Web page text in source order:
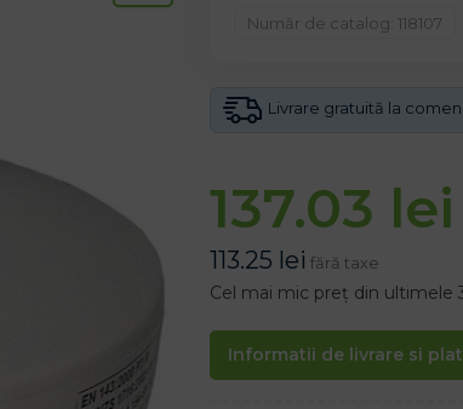
Număr de catalog: 118107
Livrare gratuită la
137.03 lei
113.25 lei fără taxe
Cel mai mic preț din ultimele
Informatii de livrare si